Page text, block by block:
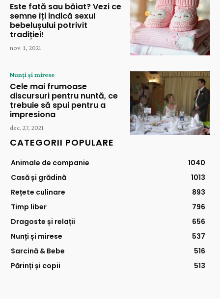
Este fată sau băiat? Vezi ce
semne îți indică sexul
bebelușului potrivit
tradiției!
nov. 1, 2021
Nunți și mirese
Cele mai frumoase
discursuri pentru nuntă, ce
trebuie să spui pentru a
impresiona
dec. 27, 2021
CATEGORII POPULARE
Animale de companie
1040
Casă și grădină
1013
Rețete culinare
893
Timp liber
796
Dragoste și relații
656
Nunți și mirese
537
Sarcină & Bebe
516
Părinți și copii
513